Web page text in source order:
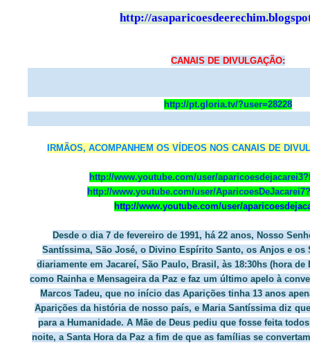
http://
CANAIS DE DIVULGAÇÃO:
http://pt.gloria.tv/?user=28228
IRMÃOS, ACOMPANHEM OS VÍDEOS NOS CANAIS DE
http://www.youtube.com/user/
http://www.youtube.com/user/
http://www.youtube.com/user/
Desde o dia 7 de fevereiro de 1991, há 22 anos, Nosso
Santíssima, São José, o Divino Espírito Santo, os Anjos e os
diariamente em Jacareí, São Paulo, Brasil, às 18:30hs (hora de
como Rainha e Mensageira da Paz e faz um último apelo à
Marcos Tadeu, que no início das Aparições tinha 13 anos
Aparições da história de nosso país, e Maria Santíssima diz
para a Humanidade. A Mãe de Deus pediu que fosse feita
noite, a Santa Hora da Paz a fim de que as famílias se